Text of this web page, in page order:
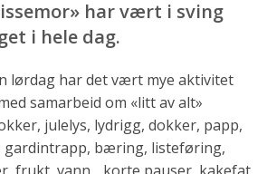
har vært i sving
i hele dag.
lørdag har det vært mye aktivitet
samarbeid om «litt av alt»
julelys, lydrigg, dokker, papp,
gardintrapp, bæring, listeføring,